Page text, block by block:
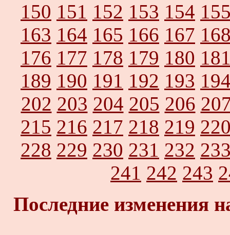
150 151 152 153 154
163 164 165 166 167
176 177 178 179 180
189 190 191 192 193
202 203 204 205 206
215 216 217 218 219
228 229 230 231 232
241 242 243
Последние изменения